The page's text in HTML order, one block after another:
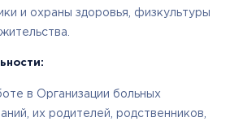
и охраны здоровья, физкультуры
в Организации больных
их родителей, родственников,